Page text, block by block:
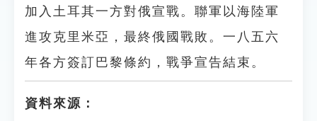
加入土耳其一方對俄宣戰。聯軍以海陸軍
進攻克里米亞，最終俄國戰敗。一八五六
年各方簽訂巴黎條約，戰爭宣告結束。
資料來源：